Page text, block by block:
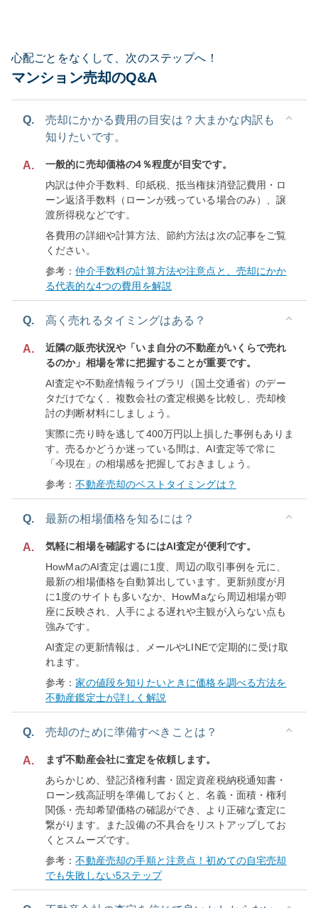
心配ごとをなくして、次のステップへ！
マンション売却のQ&A
Q.
売却にかかる費用の目安は？大まかな内訳も
知りたいです。
A.
一般的に売却価格の4％程度が目安です。
内訳は仲介手数料、印紙税、抵当権抹消登記費用・ロ
ーン返済手数料（ローンが残っている場合のみ）、譲
渡所得税などです。
各費用の詳細や計算方法、節約方法は次の記事をご覧
ください。
参考：仲介手数料の計算方法や注意点と、売却にかか
る代表的な4つの費用を解説
Q. 高く売れるタイミングはある？
A.
近隣の販売状況や「いま自分の不動産がいくらで売れ
るのか」相場を常に把握することが重要です。
AI査定や不動産情報ライブラリ（国土交通省）のデー
タだけでなく、複数会社の査定根拠を比較し、売却検
討の判断材料にしましょう。
実際に売り時を逃して400万円以上損した事例もありま
す。売るかどうか迷っている間は、AI査定等で常に
「今現在」の相場感を把握しておきましょう。
参考：不動産売却のベストタイミングは？
Q. 最新の相場価格を知るには？
A.
気軽に相場を確認するにはAI査定が便利です。
HowMaのAI査定は週に1度、周辺の取引事例を元に、
最新の相場価格を自動算出しています。更新頻度が月
に1度のサイトも多いなか、HowMaなら周辺相場が即
座に反映され、人手による遅れや主観が入らない点も
強みです。
AI査定の更新情報は、メールやLINEで定期的に受け取
れます。
参考：家の値段を知りたいときに価格を調べる方法を
不動産鑑定士が詳しく解説
Q. 売却のために準備すべきことは？
A.
まず不動産会社に査定を依頼します。
あらかじめ、登記済権利書・固定資産税納税通知書・
ローン残高証明を準備しておくと、名義・面積・権利
関係・売却希望価格の確認ができ、より正確な査定に
繋がります。また設備の不具合をリストアップしてお
くとスムーズです。
参考：不動産売却の手順と注意点！初めての自宅売却
でも失敗しない5ステップ